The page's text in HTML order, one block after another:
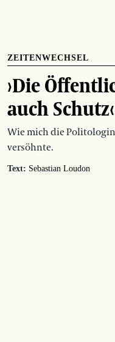
ZEITENWECHSEL
›Die
auch Schutz‹
Wie mich die
versöhnte.
Text: Sebastian Loudon